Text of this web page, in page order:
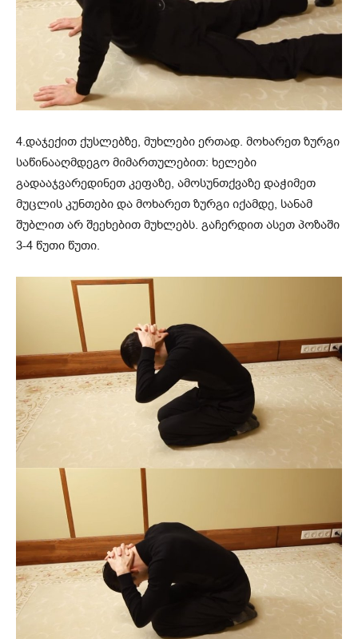
4.დაჯექით ქუსლებზე, მუხლები ერთად. მოხარეთ ზურგი
საწინააღმდეგო მიმართულებით: ხელები
გადააჯვარედინეთ კეფაზე, ამოსუნთქვაზე დაჭიმეთ
მუცლის კუნთები და მოხარეთ ზურგი იქამდე, სანამ
შუბლით არ შეეხებით მუხლებს. გაჩერდით ასეთ პოზაში
3-4 წუთი წუთი.